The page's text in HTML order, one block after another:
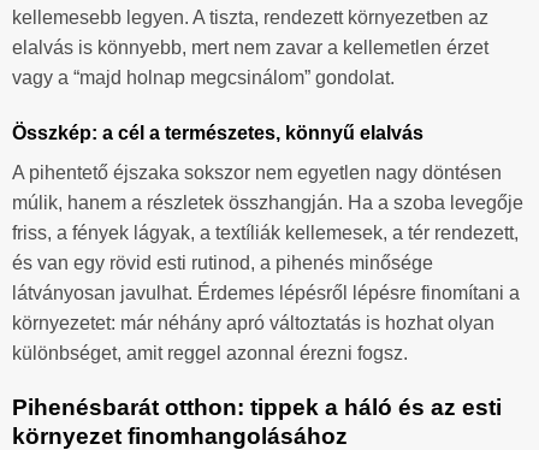
kellemesebb legyen. A tiszta, rendezett környezetben az
elalvás is könnyebb, mert nem zavar a kellemetlen érzet
vagy a “majd holnap megcsinálom” gondolat.
Összkép: a cél a természetes, könnyű elalvás
A pihentető éjszaka sokszor nem egyetlen nagy döntésen
múlik, hanem a részletek összhangján. Ha a szoba levegője
friss, a fények lágyak, a textíliák kellemesek, a tér rendezett,
és van egy rövid esti rutinod, a pihenés minősége
látványosan javulhat. Érdemes lépésről lépésre finomítani a
környezetet: már néhány apró változtatás is hozhat olyan
különbséget, amit reggel azonnal érezni fogsz.
Pihenésbarát otthon: tippek a háló és az esti
környezet finomhangolásához